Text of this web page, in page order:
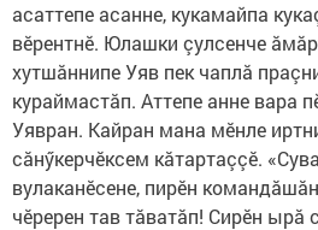
асаттепе асанне, кукамайпа
вӗрентнӗ. Юлашки çулсенче
хутшăннипе Уяв пек чаплă
кураймастăп. Аттепе анне вара
Уявран. Кайран мана мӗнле
сăнӳкерчӗксем кăтартаççӗ.
вулаканӗсене, пирӗн
чӗререн тав тăватăп! Сирӗн ырă